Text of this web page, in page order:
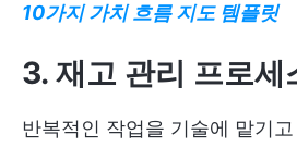
10가지 가치 흐름 지도 템플릿
3. 재고 관리 프로세
반복적인 작업을 기술에 맡기